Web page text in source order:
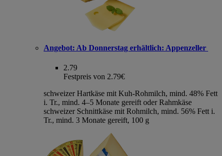
Angebot: Ab Donnerstag erhältlich: Appenzeller
2.79
Festpreis von 2.79€
schweizer Hartkäse mit Kuh-Rohmilch, mind. 48% Fett
i. Tr., mind. 4–5 Monate gereift oder Rahmkäse
schweizer Schnittkäse mit Rohmilch, mind. 56% Fett i.
Tr., mind. 3 Monate gereift, 100 g